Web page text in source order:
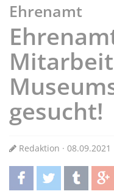
Ehrenamt
gesucht!
Redaktion · 08.09.2021